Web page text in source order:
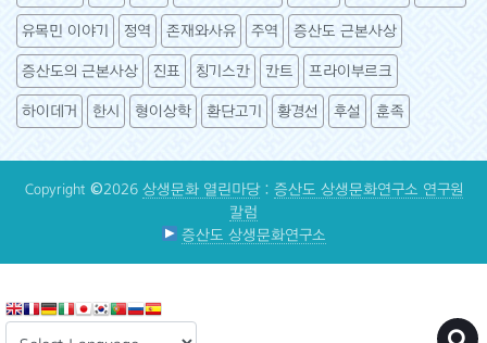
유목민 이야기 정역 존재와사유 주역 증산도 근본사상
증산도의 근본사상 진표 칭기스칸 칸트 프라이부르크
하이데거 한시 형이상학 환단고기 황경선 후설 훈족
Copyright ©2026 상생문화 열린마당: 증산도 상생문화연구소 연구원
칼럼
증산도 상생문화연구소